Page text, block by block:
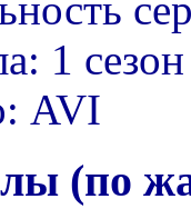
1
AVI
(по